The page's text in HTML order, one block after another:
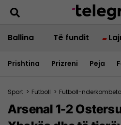
Ballina Të fundit
Prishtina Prizreni Peja
Sport > Futboll > Futboll-
Arsenal 1-2